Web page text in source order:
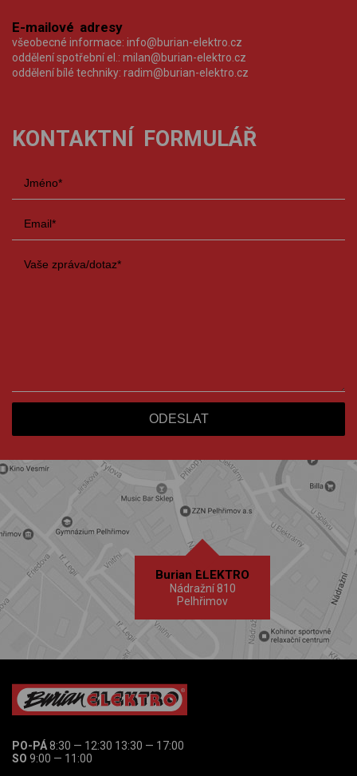
E-mailové adresy
všeobecné informace: info@burian-elektro.cz
oddělení spotřební el.: milan@burian-elektro.cz
oddělení bílé techniky: radim@burian-elektro.cz
KONTAKTNÍ FORMULÁŘ
Burian ELEKTRO
Nádražní 810
Pelhřimov
PO-PÁ8:30 — 12:30 13:30 — 17:00
SO 9:00 — 11:00